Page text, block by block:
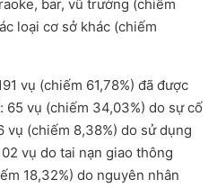
bar, vũ trường (chiếm
loại cơ sở khác (chiếm
vụ (chiếm 61,78%) đã được
vụ (chiếm 34,03%) do sự cố
vụ (chiếm 8,38%) do sử dụng
vụ do tai nạn giao thông
18,32%) do nguyên nhân